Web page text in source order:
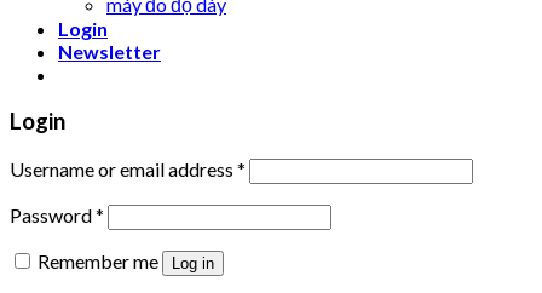
Login
Newsletter
Login
Username or email address *
Password*
Remember me
Log in